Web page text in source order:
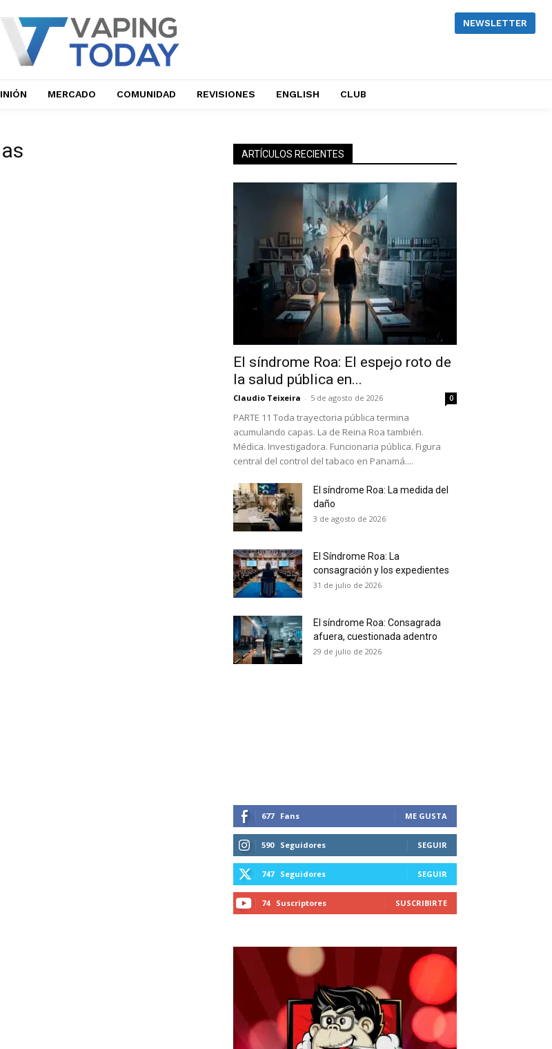
No te pierdas de las últimas
Suscríbete a nuestro boletín diario y recibe todas las
noticias del vapeo y la reducción de daños en tu correo
Subscribe to our daily clipping and receive all the news
of vaping and tobacco harm reduction in your email.
NEWSLETTER
MERCADO COMUNIDAD REVISIONES ENGLISH CLUB
ARTÍCULOS RECIENTES
El síndrome Roa: El espejo roto de
la salud pública en...
Claudio Teixeira - 5 de agosto de 2026 0
PARTE 11 Toda trayectoria pública termina
acumulando capas. La de Reina Roa también.
Médica. Investigadora. Funcionaria pública. Figura
central del control del tabaco en Panamá....
El síndrome Roa: La medida del
daño
3 de agosto de 2026
El Síndrome Roa: La
consagración y los expedientes
31 de julio de 2026
El síndrome Roa: Consagrada
afuera, cuestionada adentro
29 de julio de 2026
677 Fans ME GUSTA
590 Seguidores SEGUIR
747 Seguidores SEGUIR
74 Suscriptores SUSCRIBIRTE